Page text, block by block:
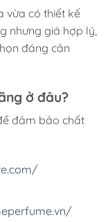
vừa có thiết kế
nhưng giá hợp lý,
đáng cân
ở đâu?
đảm bảo chất